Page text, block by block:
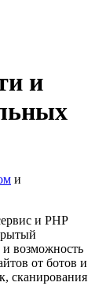
и
и
и PHP
и возможность
от ботов и
сканирования